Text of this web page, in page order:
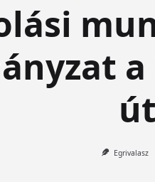
a
Egrivalasz